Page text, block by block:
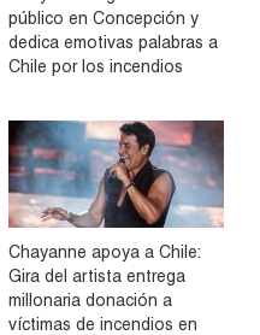
público en Concepción y
dedica emotivas palabras a
Chile por los incendios
Chayanne apoya a Chile:
Gira del artista entrega
millonaria donación a
víctimas de incendios en